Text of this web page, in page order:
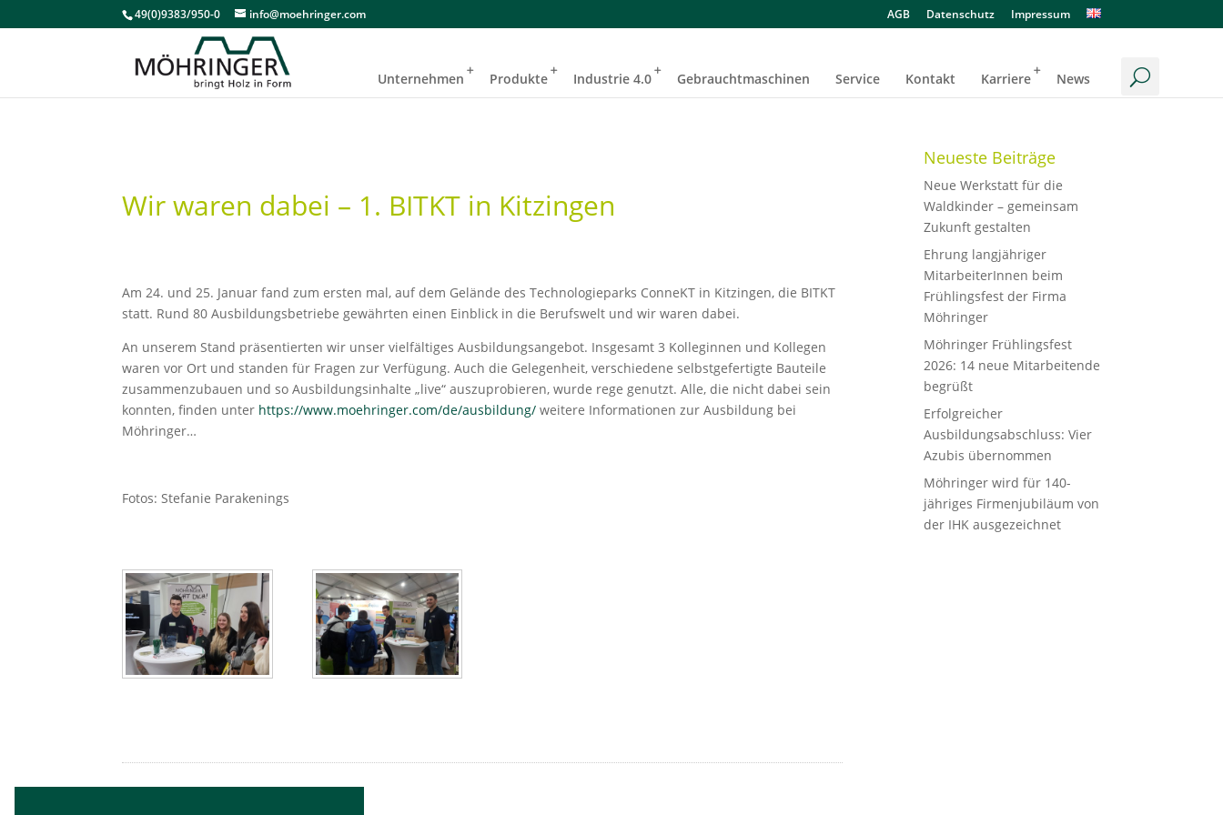
49(0)9383/950-0 info@moehringer.com AGB Datenschutz Impressum
Unternehmen Produkte Industrie 4.0 Gebrauchtmaschinen Service Kontakt Karriere News
Wir waren dabei – 1. BITKT in Kitzingen
Am 24. und 25. Januar fand zum ersten mal, auf dem Gelände des Technologieparks ConneKT in Kitzingen, die BITKT
statt. Rund 80 Ausbildungsbetriebe gewährten einen Einblick in die Berufswelt und wir waren dabei.
An unserem Stand präsentierten wir unser vielfältiges Ausbildungsangebot. Insgesamt 3 Kolleginnen und Kollegen
waren vor Ort und standen für Fragen zur Verfügung. Auch die Gelegenheit, verschiedene selbstgefertigte Bauteile
zusammenzubauen und so Ausbildungsinhalte „live“ auszuprobieren, wurde rege genutzt. Alle, die nicht dabei sein
konnten, finden unter https://www.moehringer.com/de/ausbildung/ weitere Informationen zur Ausbildung bei
Möhringer…
Fotos: Stefanie Parakenings
Neueste Beiträge
Neue Werkstatt für die
Waldkinder – gemeinsam
Zukunft gestalten
Ehrung langjähriger
MitarbeiterInnen beim
Frühlingsfest der Firma
Möhringer
Möhringer Frühlingsfest
2026: 14 neue Mitarbeitende
begrüßt
Erfolgreicher
Ausbildungsabschluss: Vier
Azubis übernommen
Möhringer wird für 140-
jähriges Firmenjubiläum von
der IHK ausgezeichnet